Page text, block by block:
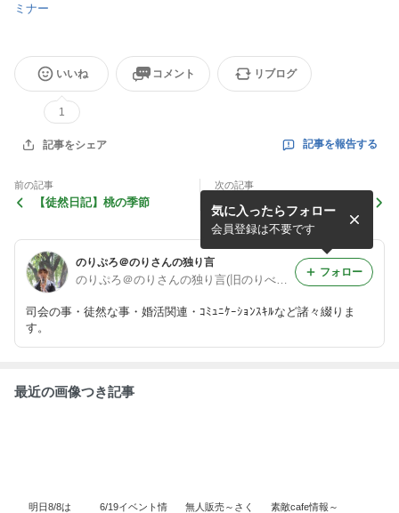
ミナー
いいね
1
コメント リブログ
記事をシェア 記事を報告する
前の記事
【徒然日記】桃の季節
次の記事
【徒然日記】苦手な事に取り
組む時
のりぷろ＠のりさんの独り言
のりぷろ＠のりさんの独り言(旧のりべんとう）
司会の事・徒然な事・婚活関連・ｺﾐｭﾆｹｰｼｮﾝｽｷﾙなど諸々綴りま
す。
気に入ったらフォロー
会員登録は不要です
フォロー
最近の画像つき記事
明日8/8は
6/19イベント情
無人販売～さく
素敵cafe情報～